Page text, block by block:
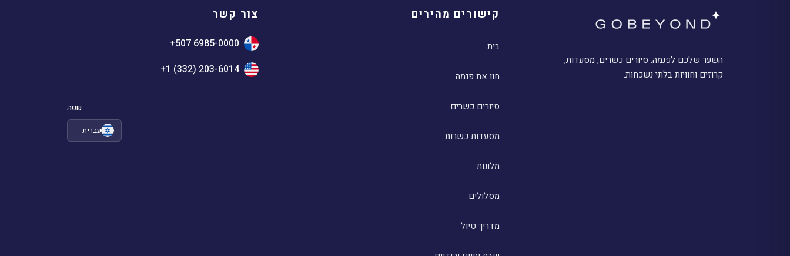
השער שלכם לפנמה. סיורים כשרים, מסעדות,
קרוזים וחוויות בלתי נשכחות.
קישורים מהירים
בית
חוו את פנמה
סיורים כשרים
מסעדות כשרות
מלונות
מסלולים
מדריך טיול
צור קשר
+507 6985-0000
+1 (332) 203-6014
שפה
עברית